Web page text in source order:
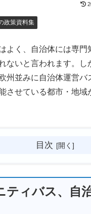
政策資料集
よく、自治体には専
ないと言われます。し
州並みに自治体運営バ
させている都市・地域
目次
ティバス、自